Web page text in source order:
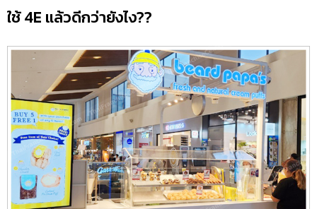
ใช้ 4E แล้วดีกว่ายังไง??